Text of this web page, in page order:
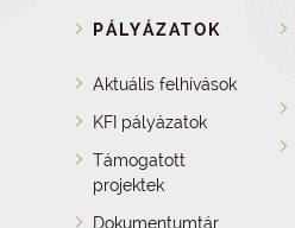
PÁLYÁZATOK
Aktuális felhívások
KFI pályázatok
Támogatott
projektek
Dokumentumtár